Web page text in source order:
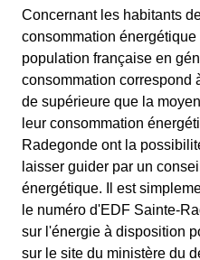
Concernant les habitants
consommation
population française en
consommation correspond
de supérieure que la
leur consommation
Radegonde ont la
laisser guider par un
énergétique. Il est
le numéro d'EDF Sainte-
sur l'énergie à disposition
sur le site du ministère du